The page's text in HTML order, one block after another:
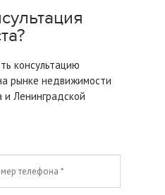
консультацию
рынке недвижимости
и Ленинградской